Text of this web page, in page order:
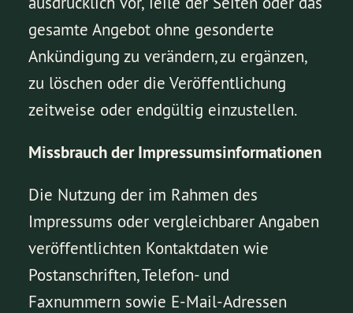
gesamte Angebot ohne gesonderte
Ankündigung zu verändern, zu ergänzen,
zu löschen oder die Veröffentlichung
zeitweise oder endgültig einzustellen.
Missbrauch der Impressumsinformationen
Die Nutzung der im Rahmen des
Impressums oder vergleichbarer Angaben
veröffentlichten Kontaktdaten wie
Postanschriften, Telefon- und
Faxnummern sowie E-Mail-Adressen